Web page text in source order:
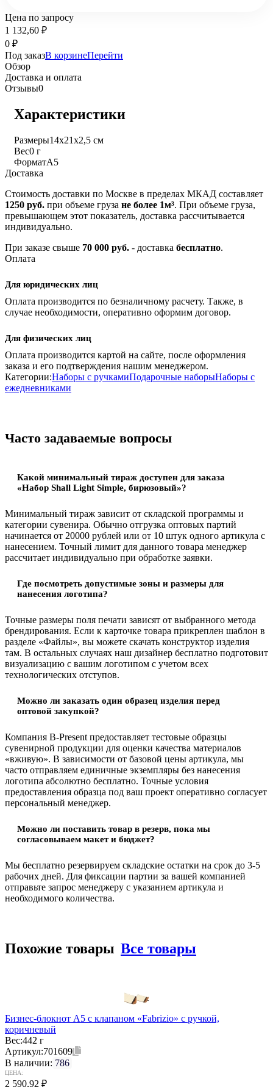
Цена по запросу
1 132,60 ₽
0 ₽
Под заказВ корзинеПерейти
Обзор
Доставка и оплата
Отзывы0
Характеристики
Размеры14х21х2,5 см
Вес0 г
ФорматА5
Доставка
Стоимость доставки по Москве в пределах МКАД составляет
1250 руб. при объеме груза не более 1м³. При объеме груза,
превышающем этот показатель, доставка рассчитывается
индивидуально.
При заказе свыше 70 000 руб. - доставка бесплатно.
Оплата
Для юридических лиц
Оплата производится по безналичному расчету. Также, в
случае необходимости, оперативно оформим договор.
Для физических лиц
Оплата производится картой на сайте, после оформления
заказа и его подтверждения нашим менеджером.
Категории:Наборы с ручкамиПодарочные наборыНаборы с
ежедневниками
Часто задаваемые вопросы
Какой минимальный тираж доступен для заказа
«Набор Shall Light Simple, бирюзовый»?
Минимальный тираж зависит от складской программы и
категории сувенира. Обычно отгрузка оптовых партий
начинается от 20000 рублей или от 10 штук одного артикула с
нанесением. Точный лимит для данного товара менеджер
рассчитает индивидуально при обработке заявки.
Где посмотреть допустимые зоны и размеры для
нанесения логотипа?
Точные размеры поля печати зависят от выбранного метода
брендирования. Если к карточке товара прикреплен шаблон в
разделе «Файлы», вы можете скачать конструктор изделия
там. В остальных случаях наш дизайнер бесплатно подготовит
визуализацию с вашим логотипом с учетом всех
технологических отступов.
Можно ли заказать один образец изделия перед
оптовой закупкой?
Компания B-Present предоставляет тестовые образцы
сувенирной продукции для оценки качества материалов
«вживую». В зависимости от базовой цены артикула, мы
часто отправляем единичные экземпляры без нанесения
логотипа абсолютно бесплатно. Точные условия
предоставления образца под ваш проект оперативно согласует
персональный менеджер.
Можно ли поставить товар в резерв, пока мы
согласовываем макет и бюджет?
Мы бесплатно резервируем складские остатки на срок до 3-5
рабочих дней. Для фиксации партии за вашей компанией
отправьте запрос менеджеру с указанием артикула и
необходимого количества.
Похожие товары Все товары
Бизнес-блокнот А5 с клапаном «Fabrizio» с ручкой,
коричневый
Вес:442 г
Артикул:701609
В наличии: 786
ЦЕНА:
2 590,92 ₽